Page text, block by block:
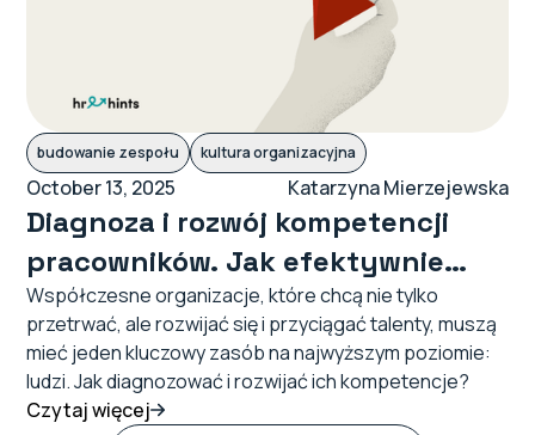
budowanie zespołu kultura organizacyjna
October 13, 2025 Katarzyna Mierzejewska
Diagnoza i rozwój kompetencji
pracowników. Jak efektywnie
rozwijać zespół?
Współczesne organizacje, które chcą nie tylko
przetrwać, ale rozwijać się i przyciągać talenty, muszą
mieć jeden kluczowy zasób na najwyższym poziomie:
ludzi. Jak diagnozować i rozwijać ich kompetencje?
Czytaj więcej